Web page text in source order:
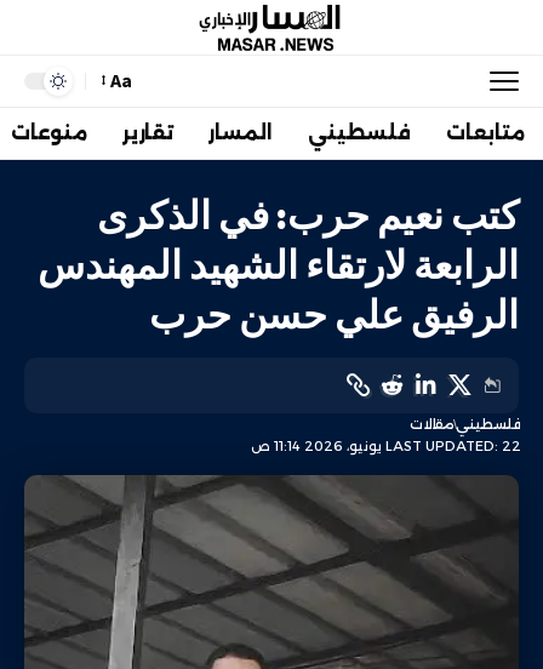
Aa
متابعات فلسطيني المسار تقارير منوعات
كتب نعيم حرب: في الذكرى
الرابعة لارتقاء الشهيد المهندس
الرفيق علي حسن حرب
LAST UPDATED: 22 يونيو، 2026 11:14 ص
فلسطينيمقالات